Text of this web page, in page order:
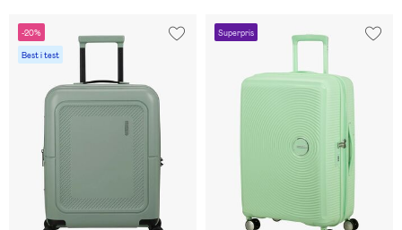
-20%
Best i test
Superpris